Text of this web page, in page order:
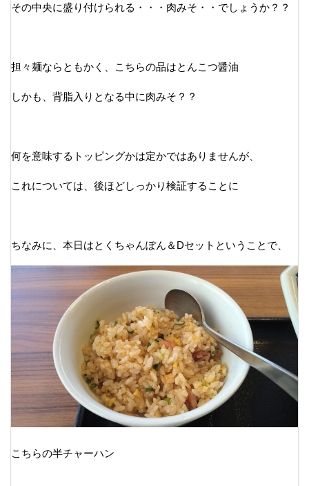
その中央に盛り付けられる・・・肉みそ・・でしょうか？？
担々麺ならともかく、こちらの品はとんこつ醤油
しかも、背脂入りとなる中に肉みそ？？
何を意味するトッピングかは定かではありませんが、
これについては、後ほどしっかり検証することに
ちなみに、本日はとくちゃんぽん＆Dセットということで、
こちらの半チャーハン